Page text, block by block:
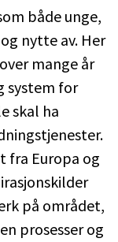
både unge,
nytte av. Her
mange år
system for
skal ha
fra Europa og
på området,
prosesser og